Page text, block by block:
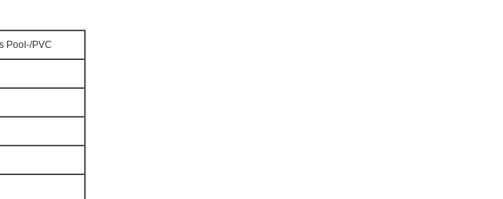
Pool-/PVC